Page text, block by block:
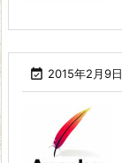
 2015年2月9日